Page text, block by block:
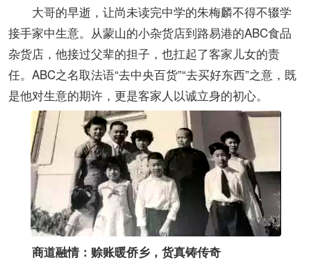
大哥的早逝，让尚未读完中学的朱梅麟不得不辍学
接手家中生意。从蒙山的小杂货店到路易港的ABC食品
杂货店，他接过父辈的担子，也扛起了客家儿女的责
任。ABC之名取法语“去中央百货”“去买好东西”之意，既
是他对生意的期许，更是客家人以诚立身的初心。
商道融情：赊账暖侨乡，货真铸传奇